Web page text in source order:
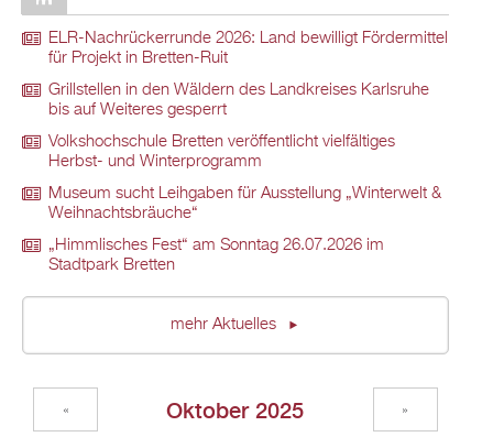
ELR-Nachrückerrunde 2026: Land bewilligt Fördermittel
für Projekt in Bretten-Ruit
Grillstellen in den Wäldern des Landkreises Karlsruhe
bis auf Weiteres gesperrt
Volkshochschule Bretten veröffentlicht vielfältiges
Herbst- und Winterprogramm
Museum sucht Leihgaben für Ausstellung „Winterwelt &
Weihnachtsbräuche“
„Himmlisches Fest“ am Sonntag 26.07.2026 im
Stadtpark Bretten
mehr Aktuelles
Oktober 2025
« »